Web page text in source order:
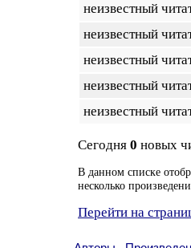
неизвестный
неизвестный
неизвестный
неизвестный
неизвестный
Сегодня 0 новых
В данном списке
несколько
Перейти на